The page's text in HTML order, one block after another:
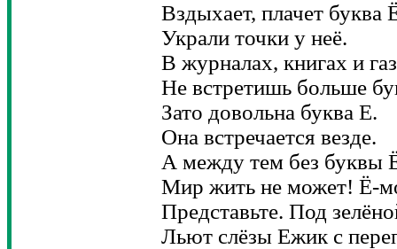
Вздыхает, плачет буква
Украли точки у неё.
В журналах, книгах и
Не встретишь больше
Зато довольна буква Е.
Она встречается везде.
А между тем без буквы
Мир жить не может! Ё-
Представьте. Под
Льют слёзы Ежик с